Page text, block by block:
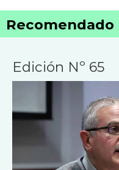
Recomendado
Edición Nº 65